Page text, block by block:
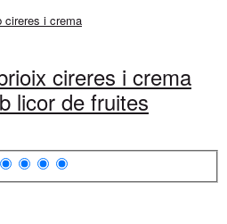
cireres i crema
licor de fruites